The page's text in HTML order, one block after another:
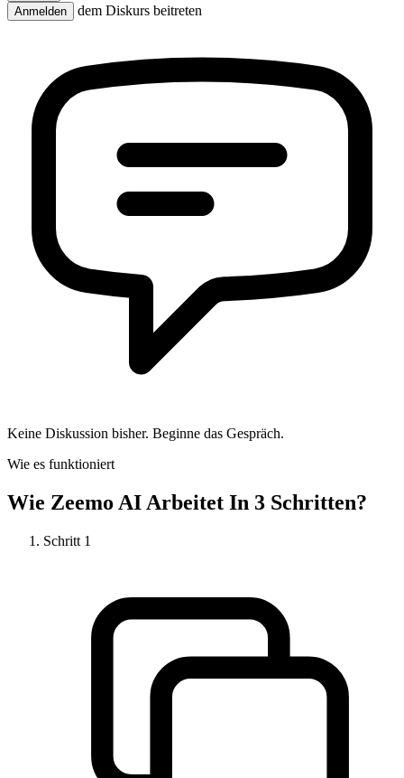
Anmelden
dem Diskurs beitreten
Keine Diskussion bisher. Beginne das Gespräch.
Wie es funktioniert
Wie Zeemo AI Arbeitet In 3 Schritten?
Schritt 1